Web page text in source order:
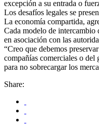
excepción a su entrada o
Los desafíos legales se
La economía compartida,
Cada modelo de intercambio
en asociación con las
“Creo que debemos
compañías comerciales o
para no sobrecargar los
Share: